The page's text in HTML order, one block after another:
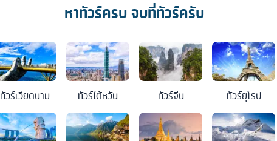
หาทัวร์ครบ จบที่ทัวร์ครับ
ทัวร์เวียดนาม ทัวร์ไต้หวัน ทัวร์จีน ทัวร์ยุโรป